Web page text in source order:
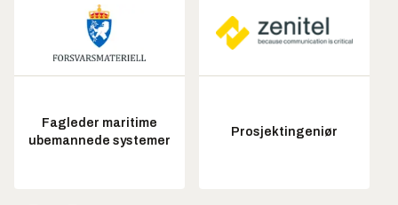
Fagleder maritime
ubemannede systemer
Prosjektingeniør